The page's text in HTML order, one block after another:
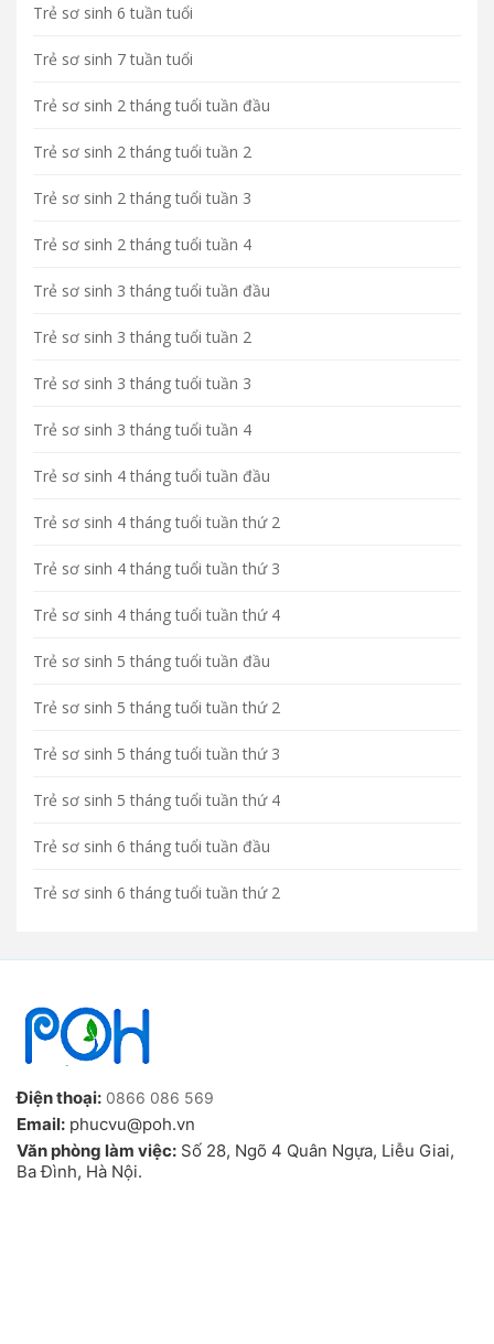
Trẻ sơ sinh 6 tuần tuổi
Trẻ sơ sinh 7 tuần tuổi
Trẻ sơ sinh 2 tháng tuổi tuần đầu
Trẻ sơ sinh 2 tháng tuổi tuần 2
Trẻ sơ sinh 2 tháng tuổi tuần 3
Trẻ sơ sinh 2 tháng tuổi tuần 4
Trẻ sơ sinh 3 tháng tuổi tuần đầu
Trẻ sơ sinh 3 tháng tuổi tuần 2
Trẻ sơ sinh 3 tháng tuổi tuần 3
Trẻ sơ sinh 3 tháng tuổi tuần 4
Trẻ sơ sinh 4 tháng tuổi tuần đầu
Trẻ sơ sinh 4 tháng tuổi tuần thứ 2
Trẻ sơ sinh 4 tháng tuổi tuần thứ 3
Trẻ sơ sinh 4 tháng tuổi tuần thứ 4
Trẻ sơ sinh 5 tháng tuổi tuần đầu
Trẻ sơ sinh 5 tháng tuổi tuần thứ 2
Trẻ sơ sinh 5 tháng tuổi tuần thứ 3
Trẻ sơ sinh 5 tháng tuổi tuần thứ 4
Trẻ sơ sinh 6 tháng tuổi tuần đầu
Trẻ sơ sinh 6 tháng tuổi tuần thứ 2
Điện thoại: 0866 086 569
Email: phucvu@poh.vn
Văn phòng làm việc: Số 28, Ngõ 4 Quân Ngựa, Liễu Giai,
Ba Đình, Hà Nội.